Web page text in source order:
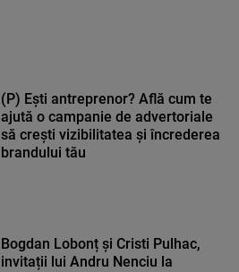
(P) Ești antreprenor? Află cum te
ajută o campanie de advertoriale
să crești vizibilitatea și încrederea
brandului tău
Bogdan Lobonț și Cristi Pulhac,
invitații lui Andru Nenciu la